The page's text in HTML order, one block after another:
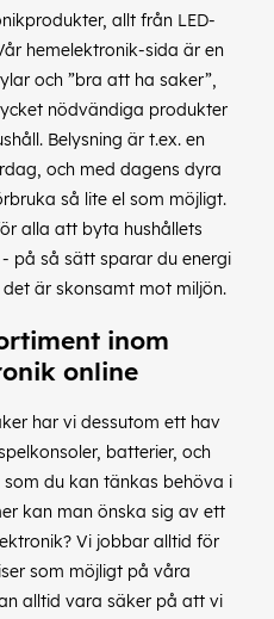
allt från LED-
hemelektronik-sida är en
och ”bra att ha saker”,
nödvändiga produkter
Belysning är t.ex. en
och med dagens dyra
så lite el som möjligt.
alla att byta hushållets
på så sätt sparar du energi
är skonsamt mot miljön.
inom
online
har vi dessutom ett hav
batterier, och
du kan tänkas behöva i
kan man önska sig av ett
Vi jobbar alltid för
som möjligt på våra
alltid vara säker på att vi